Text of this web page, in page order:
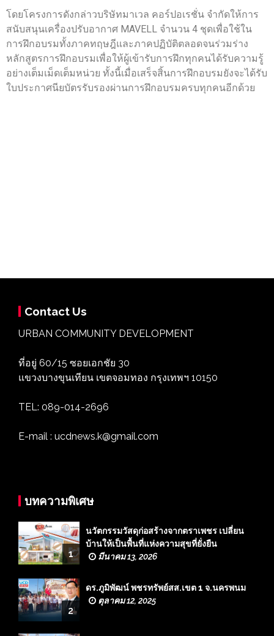
โดยโครงการดังกล่าวบริษัทมาเวล คอร์ปอเรชั่น จำกัดให้การ
สนับสนุนเครื่องปรับอากาศ MAVELL จำนวน 4 ชุดเพื่อใช้ใน
การฝึกอบรมทั้งภาคทฤษฎีและภาคปฏิบัติตลอดจนร่วมร่าง
หลักสูตรการฝึกอบรมเพื่อให้ผู้เข้ารับการฝึกทุกคนได้รับความรู้
อย่างเต็มเม็ดเต็มหน่วย ทั้งนี้เมื่อเสร็จสิ้นการฝึกอบรมยังจะได้รับ
ใบประกาศนียบัตรรับรองผ่านการฝึกอบรมครบทุกคนอีกด้วย
Contact Us
URBAN COMMUNITY DEVELOPMENT
ที่อยู่ 60/15 ซอยเอกชัย 30
แขวงบางขุนเทียน เขตจอมทอง กรุงเทพฯ 10150
TEL: 089-014-2696
E-mail : ucdnews.k@gmail.com
บทความพิเศษ
1
นวัตกรรมวัสดุก่อสร้างจากตราเพชร เปลี่ยน
บ้านให้เป็นพื้นที่แห่งความสุขที่ยั่งยืน
มีนาคม 13, 2026
2
ดร.ภูมิพัฒน์ พชรทรัพย์สส.เขต 1 จ.นครพนม
ตุลาคม 12, 2025